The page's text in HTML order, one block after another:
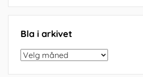
Bla i arkivet
Bla